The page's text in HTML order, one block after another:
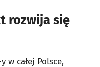
rozwija się
w całej Polsce,